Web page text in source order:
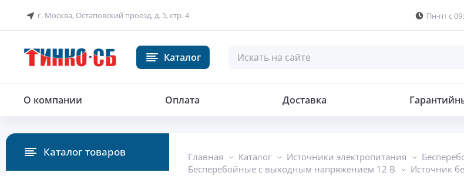
г. Москва, Остаповский проезд, д. 5, стр. 4 Пн-пт с
Каталог
О компании Оплата Доставка
Главная Каталог Источники электропитания
Бесперебойные с выходным напряжением 12 В
Источник
Каталог товаров